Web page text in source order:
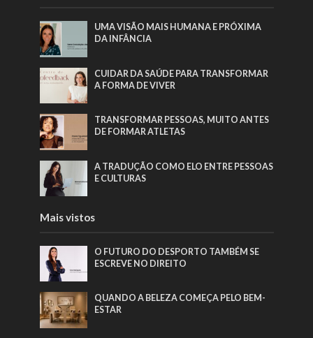
UMA VISÃO MAIS HUMANA E PRÓXIMA
DA INFÂNCIA
CUIDAR DA SAÚDE PARA TRANSFORMAR
A FORMA DE VIVER
TRANSFORMAR PESSOAS, MUITO ANTES
DE FORMAR ATLETAS
A TRADUÇÃO COMO ELO ENTRE PESSOAS
E CULTURAS
Mais vistos
O FUTURO DO DESPORTO TAMBÉM SE
ESCREVE NO DIREITO
QUANDO A BELEZA COMEÇA PELO BEM-
ESTAR